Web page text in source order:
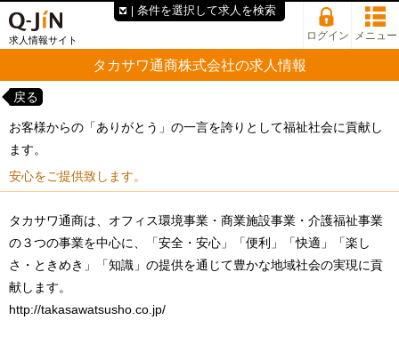
求人情報サイト ログイン メニュー
タカサワ通商株式会社の求人情報
戻る
お客様からの「ありがとう」の一言を誇りとして福祉社会に貢献し
ます。
安心をご提供致します。
タカサワ通商は、オフィス環境事業・商業施設事業・介護福祉事業
の３つの事業を中心に、「安全・安心」「便利」「快適」「楽し
さ・ときめき」「知識」の提供を通じて豊かな地域社会の実現に貢
献します。
http://takasawatsusho.co.jp/
条件を選択して求人を検索